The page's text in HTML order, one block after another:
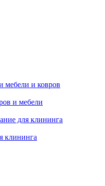
мебели и ковров
и мебели
для клининга
клининга